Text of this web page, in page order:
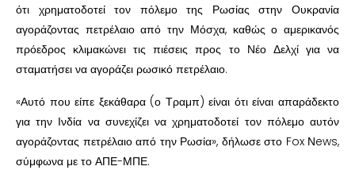
ότι χρηματοδοτεί τον πόλεμο της Ρωσίας στην Ουκρανία
αγοράζοντας πετρέλαιο από την Μόσχα, καθώς ο αμερικανός
πρόεδρος κλιμακώνει τις πιέσεις προς το Νέο Δελχί για να
σταματήσει να αγοράζει ρωσικό πετρέλαιο.
«Αυτό που είπε ξεκάθαρα (ο Τραμπ) είναι ότι είναι απαράδεκτο
για την Ινδία να συνεχίζει να χρηματοδοτεί τον πόλεμο αυτόν
αγοράζοντας πετρέλαιο από την Ρωσία», δήλωσε στο Fox Νews,
σύμφωνα με το ΑΠΕ-ΜΠΕ.